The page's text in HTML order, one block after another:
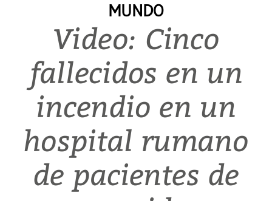
MUNDO
Video: Cinco
fallecidos en un
incendio en un
hospital rumano
de pacientes de